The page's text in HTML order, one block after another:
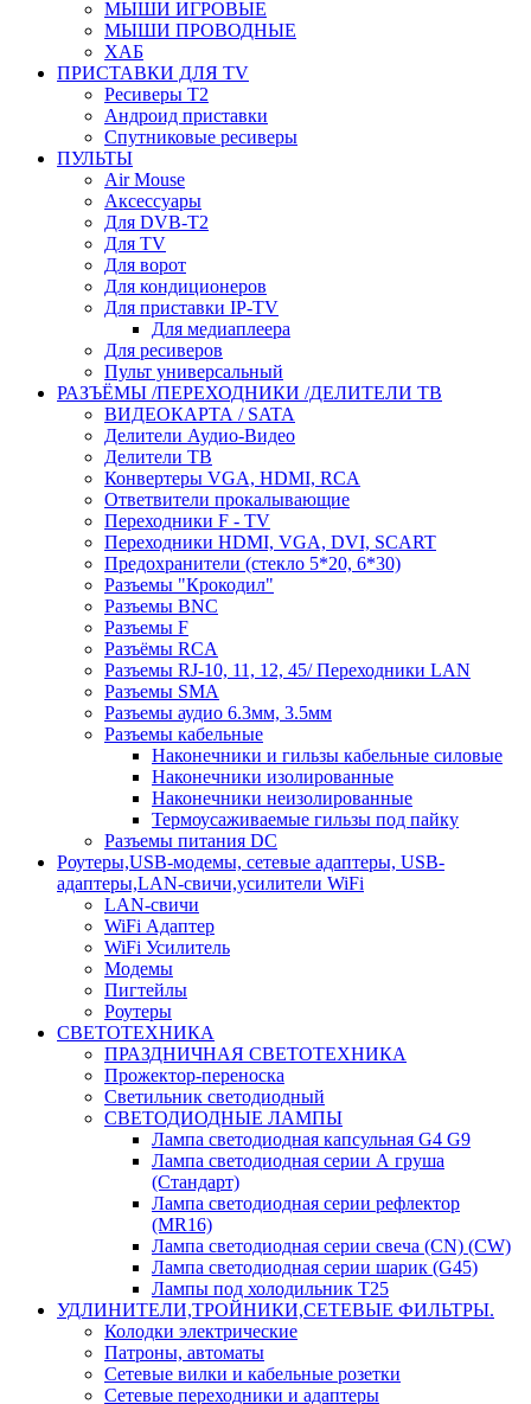
МЫШИ ИГРОВЫЕ
МЫШИ ПРОВОДНЫЕ
ХАБ
ПРИСТАВКИ ДЛЯ TV
Ресиверы Т2
Андроид приставки
Спутниковые ресиверы
ПУЛЬТЫ
Air Mouse
Аксессуары
Для DVB-T2
Для TV
Для ворот
Для кондиционеров
Для приставки IP-TV
Для медиаплеера
Для ресиверов
Пульт универсальный
РАЗЪЁМЫ /ПЕРЕХОДНИКИ /ДЕЛИТЕЛИ ТВ
ВИДЕОКАРТА / SATA
Делители Аудио-Видео
Делители ТВ
Конвертеры VGA, HDMI, RCA
Ответвители прокалывающие
Переходники F - TV
Переходники HDMI, VGA, DVI, SCART
Предохранители (стекло 5*20, 6*30)
Разъемы "Крокодил"
Разъемы BNC
Разъемы F
Разъёмы RCA
Разъемы RJ-10, 11, 12, 45/ Переходники LAN
Разъемы SMA
Разъемы аудио 6.3мм, 3.5мм
Разъемы кабельные
Наконечники и гильзы кабельные силовые
Наконечники изолированные
Наконечники неизолированные
Термоусаживаемые гильзы под пайку
Разъемы питания DC
Роутеры,USB-модемы, сетевые адаптеры, USB-
адаптеры,LAN-свичи,усилители WiFi
LAN-свичи
WiFi Адаптер
WiFi Усилитель
Модемы
Пигтейлы
Роутеры
СВЕТОТЕХНИКА
ПРАЗДНИЧНАЯ СВЕТОТЕХНИКА
Прожектор-переноска
Светильник светодиодный
СВЕТОДИОДНЫЕ ЛАМПЫ
Лампа светодиодная капсульная G4 G9
Лампа светодиодная серии А груша
(Стандарт)
Лампа светодиодная серии рефлектор
(MR16)
Лампа светодиодная серии свеча (CN) (CW)
Лампа светодиодная серии шарик (G45)
Лампы под холодильник T25
УДЛИНИТЕЛИ,ТРОЙНИКИ,СЕТЕВЫЕ ФИЛЬТРЫ.
Колодки электрические
Патроны, автоматы
Сетевые вилки и кабельные розетки
Сетевые переходники и адаптеры